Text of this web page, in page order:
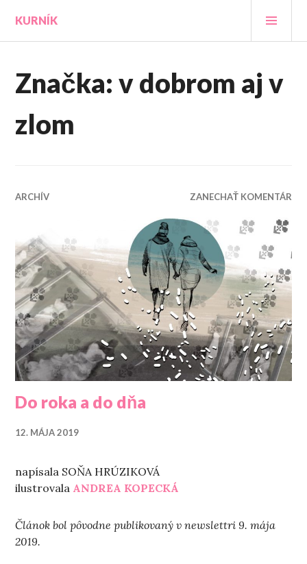
obsah
KURNÍK
Značka:v dobrom aj v
zlom
ARCHÍV ZANECHAŤ KOMENTÁR
Do roka a do dňa
12. MÁJA 2019
napísala SOŇA HRÚZIKOVÁ
ilustrovala ANDREA KOPECKÁ
Článok bol pôvodne publikovaný v newslettri 9. mája
2019.